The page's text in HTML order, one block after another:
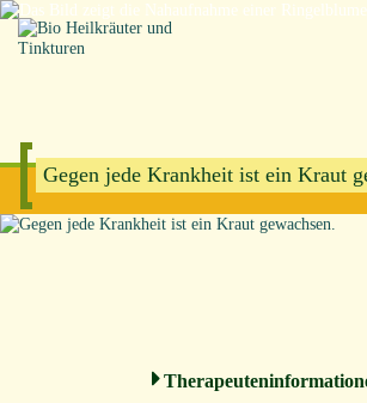
Skip
content
Gegen jede Krankheit ist ein Kraut